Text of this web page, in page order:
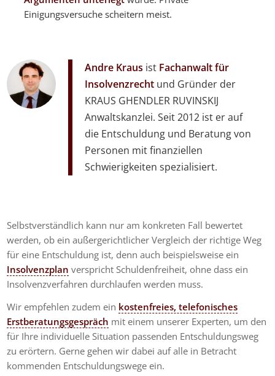
Einigungsversuche scheitern meist.
Andre Kraus ist Fachanwalt für
Insolvenzrecht und Gründer der
KRAUS GHENDLER RUVINSKIJ
Anwaltskanzlei. Seit 2012 ist er auf
die Entschuldung und Beratung von
Personen mit finanziellen
Schwierigkeiten spezialisiert.
Selbstverständlich kann nur am konkreten Fall bewertet
werden, ob ein außergerichtlicher Vergleich der richtige Weg
für eine Entschuldung ist, denn auch beispielsweise ein
Insolvenzplan verspricht Schuldenfreiheit, ohne dass ein
Insolvenzverfahren durchlaufen werden muss.
Wir empfehlen zudem ein kostenfreies, telefonisches
Erstberatungsgespräch mit einem unserer Experten, um den
für Ihre individuelle Situation passenden Entschuldungsweg
zu erörtern. Gerne gehen wir dabei auf alle in Betracht
kommenden Entschuldungswege ein.